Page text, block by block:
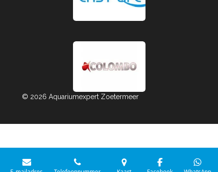
© 2026 Aquariumexpert Zoetermeer